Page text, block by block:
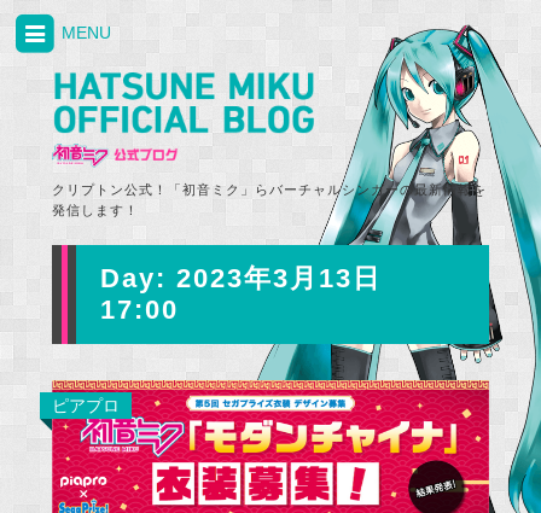
クリプトン公式！「初音ミク」らバーチャルシンガーの最新情報を
発信します！
MENU
Day: 2023年3月13日
17:00
ピアプロ